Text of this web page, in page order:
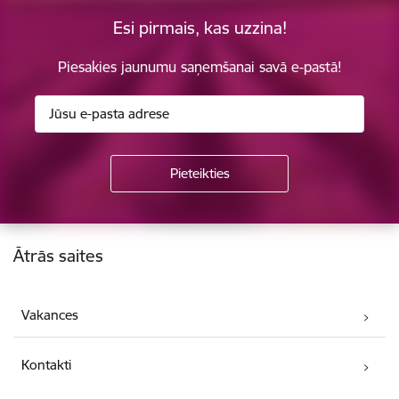
Esi pirmais, kas uzzina!
Piesakies jaunumu saņemšanai savā e-pastā!
Kājene
Ātrās saites
Vakances
Kontakti